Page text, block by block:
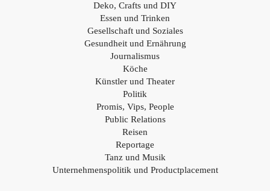
Deko, Crafts und DIY
Essen und Trinken
Gesellschaft und Soziales
Gesundheit und Ernährung
Journalismus
Köche
Künstler und Theater
Politik
Promis, Vips, People
Public Relations
Reisen
Reportage
Tanz und Musik
Unternehmenspolitik und Productplacement